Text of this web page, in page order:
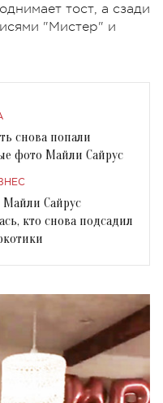
тост, а сзади
"Мистер" и
снова попали
фото Майли Сайрус
Майли Сайрус
кто снова подсадил